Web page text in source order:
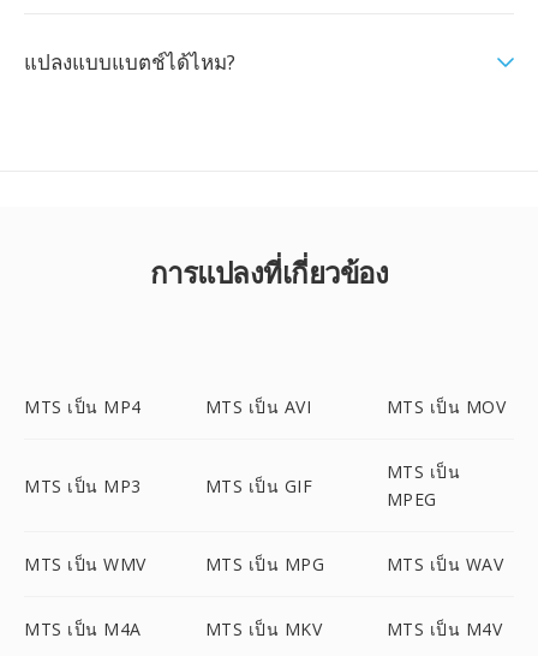
แปลงแบบแบตช์ได้ไหม?
การแปลงที่เกี่ยวข้อง
MTS เป็น MP4 MTS เป็น AVI MTS เป็น MOV
MTS เป็น MP3 MTS เป็น GIF
MTS เป็น
MPEG
MTS เป็น WMV MTS เป็น MPG MTS เป็น WAV
MTS เป็น M4A MTS เป็น MKV MTS เป็น M4V